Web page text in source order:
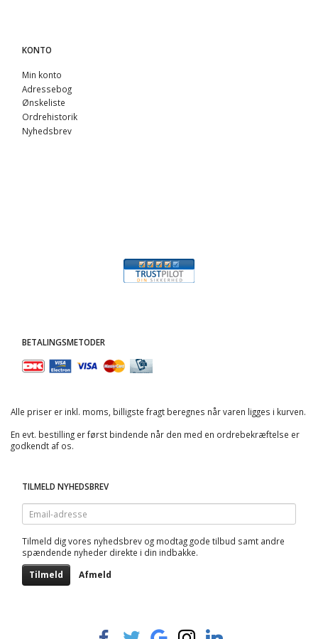
KONTO
Min konto
Adressebog
Ønskeliste
Ordrehistorik
Nyhedsbrev
BETALINGSMETODER
Alle priser er inkl. moms, billigste fragt beregnes når varen ligges i kurven.
En evt. bestilling er først bindende når den med en ordrebekræftelse er
godkendt af os.
TILMELD NYHEDSBREV
Email-
adresse
Tilmeld dig vores nyhedsbrev og modtag gode tilbud samt andre
spændende nyheder direkte i din indbakke.
Tilmeld Afmeld